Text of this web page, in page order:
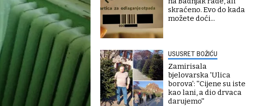
skraćeno. Evo do kada
možete doći...
USUSRET BOŽIĆU
Zamirisala
bjelovarska 'Ulica
borova': ''Cijene su iste
kao lani, a dio drvaca
darujemo''